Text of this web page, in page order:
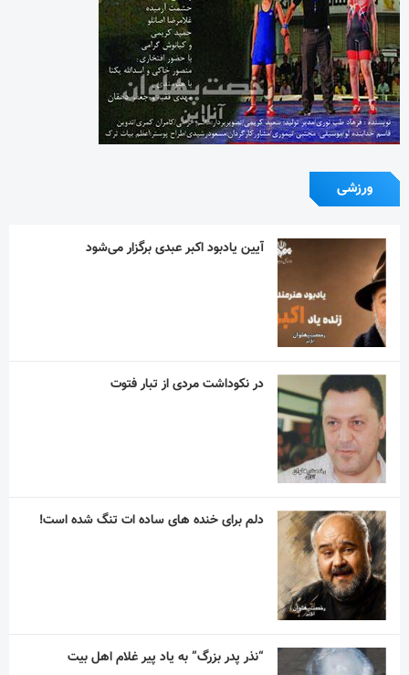
ورزشی
آیین یادبود اکبر عبدی برگزار می‌شود
در نکوداشت مردی از تبار فتوت
دلم برای خنده های ساده ات تنگ شده است!
“نذر پدر بزرگ” به یاد پیر غلام اهل بیت